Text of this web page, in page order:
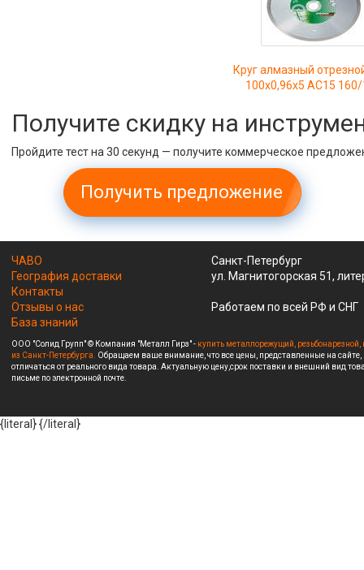
Круг алмазный
100х0,96х5 АС15
Получите скидку на
Пройдите тест на 30 секунд — получите коммерческое
Получить предложение
ЧАВО
География доставки
Контакты
Отзывы о нас
База знаний
Санкт-Петербург
ул. Магнитогорская 51,
Работаем по всей РФ и СНГ
ООО "Солид Групп" © Компания "Металл Гирз" - купить металлорежущий,
из Санкт-Петербурга. Обращаем ваше внимание, что все цены, представленные на
отличаться от реального вида товара. Актуальную цену,срок поставки и внешний вид
письме по электронной почте.
{literal}{/literal}